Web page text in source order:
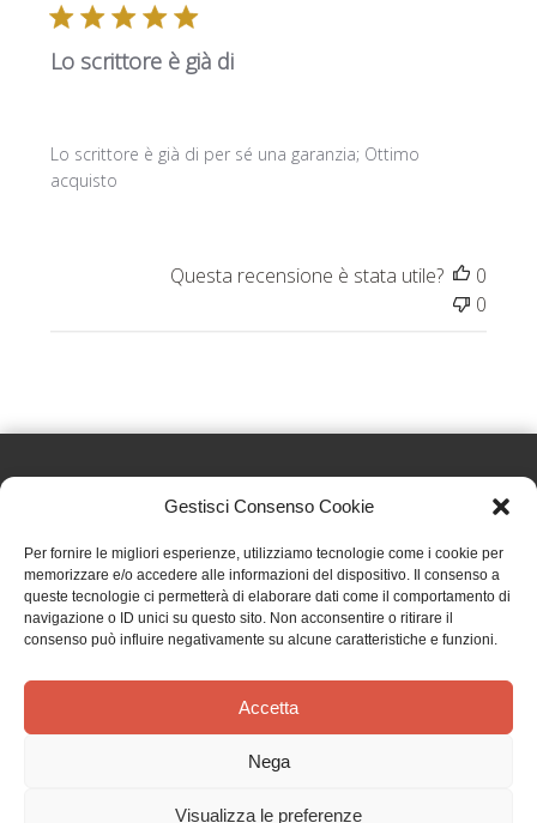
Gestisci Consenso Cookie
Per fornire le migliori esperienze, utilizziamo tecnologie come i cookie per
memorizzare e/o accedere alle informazioni del dispositivo. Il consenso a
queste tecnologie ci permetterà di elaborare dati come il comportamento di
navigazione o ID unici su questo sito. Non acconsentire o ritirare il
consenso può influire negativamente su alcune caratteristiche e funzioni.
Accetta
Nega
Visualizza le preferenze
Lo scrittore è già di
Lo scrittore è già di per sé una garanzia; Ottimo
acquisto
Questa recensione è stata utile?
0
0
Effatà Editrice di Pellegrino Paolo SAS
C.F. e P.IVA 09655250018
Via Tre Denti, 1 - 10060 Cantalupa (TO)
Telefono: (+39) 0121 353452 - Fax: (+39) 0121 353839
TERMINI E CONDIZIONI